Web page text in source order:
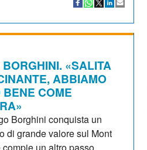
«SALITA
ABBIAMO
BENE COME
Borghini conquista un
di grande valore sul Mont